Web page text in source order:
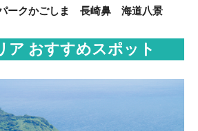
ークかごしま 長崎鼻 海道八景
ア おすすめスポット